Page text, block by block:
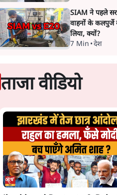
SIAM ने पहले
वाहनों के कलपुर्जे
लिया, क्यों?
7 Min •देश
ताजा वीडियो